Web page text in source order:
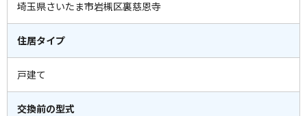
埼玉県さいたま市岩槻区裏慈恩寺
住居タイプ
戸建て
交換前の型式